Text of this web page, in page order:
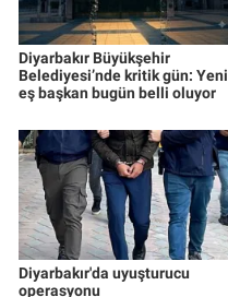
Diyarbakır Büyükşehir
Belediyesi’nde kritik gün: Yeni
eş başkan bugün belli oluyor
Diyarbakır'da uyuşturucu
operasyonu